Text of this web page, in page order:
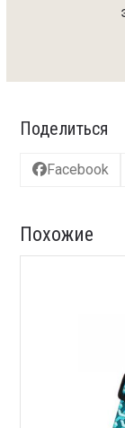
Поделиться
Facebook
Похожие